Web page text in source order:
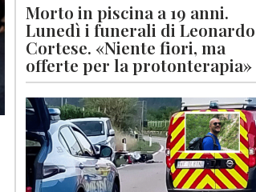
Morto in piscina a 19 anni.
Lunedì i funerali di Leonardo
Cortese. «Niente fiori, ma
offerte per la protonterapia»